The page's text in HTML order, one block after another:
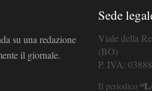
su una redazione
il giornale.
Sede
Viale della
(BO)
P. IVA:
Il periodico